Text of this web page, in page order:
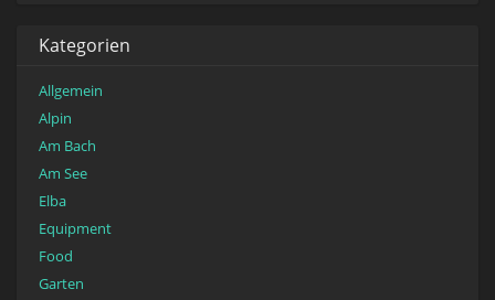
Kategorien
Allgemein
Alpin
Am Bach
Am See
Elba
Equipment
Food
Garten